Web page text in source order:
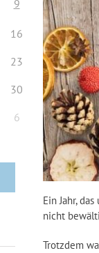
Ein Jahr,
nicht
Trotzdem
9
16
23
30
6